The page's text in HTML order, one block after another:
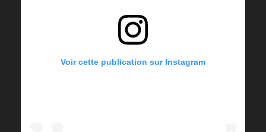
Voir cette publication sur Instagram